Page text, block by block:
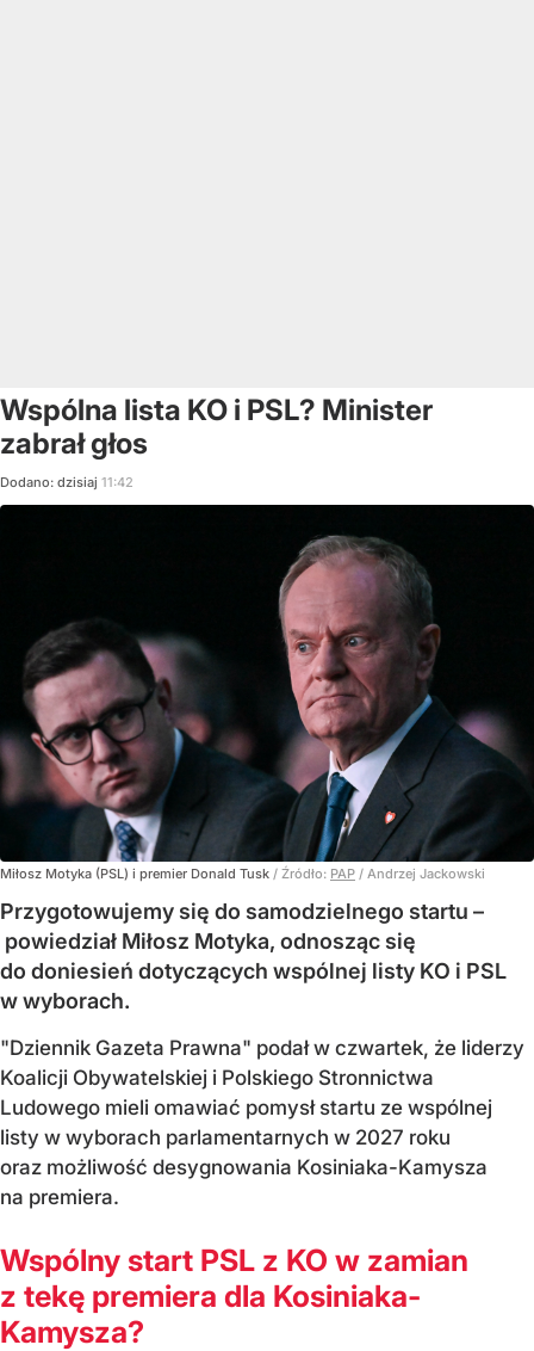
Wspólna lista KO i PSL? Minister
zabrał głos
Dodano: dzisiaj 11:42
Miłosz Motyka (PSL) i premier Donald Tusk / Źródło: PAP / Andrzej Jackowski
Przygotowujemy się do samodzielnego startu –
powiedział Miłosz Motyka, odnosząc się
do doniesień dotyczących wspólnej listy KO i PSL
w wyborach.
"Dziennik Gazeta Prawna" podał w czwartek, że liderzy
Koalicji Obywatelskiej i Polskiego Stronnictwa
Ludowego mieli omawiać pomysł startu ze wspólnej
listy w wyborach parlamentarnych w 2027 roku
oraz możliwość desygnowania Kosiniaka-Kamysza
na premiera.
Wspólny start PSL z KO w zamian
z tekę premiera dla Kosiniaka-
Kamysza?